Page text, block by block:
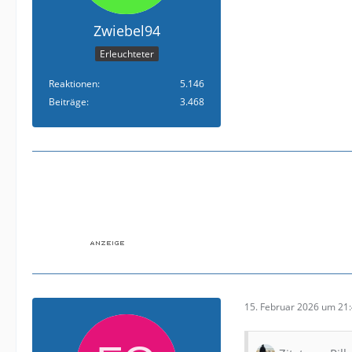
Zwiebel94
Erleuchteter
Reaktionen
5.146
Beiträge
3.468
15. Februar 2026 um